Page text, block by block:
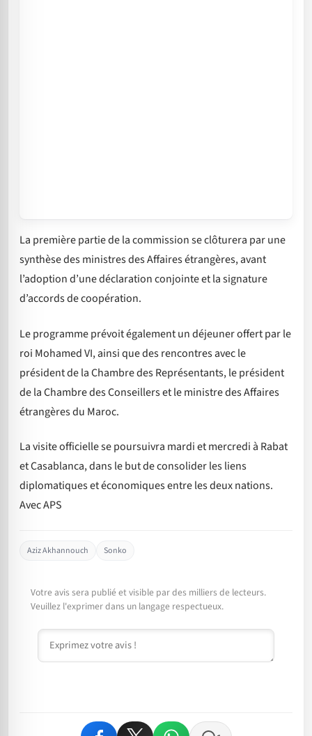
La première partie de la commission se clôturera par une
synthèse des ministres des Affaires étrangères, avant
l’adoption d’une déclaration conjointe et la signature
d’accords de coopération.
Le programme prévoit également un déjeuner offert par le
roi Mohamed VI, ainsi que des rencontres avec le
président de la Chambre des Représentants, le président
de la Chambre des Conseillers et le ministre des Affaires
étrangères du Maroc.
La visite officielle se poursuivra mardi et mercredi à Rabat
et Casablanca, dans le but de consolider les liens
diplomatiques et économiques entre les deux nations.
Avec APS
Aziz Akhannouch Sonko
Votre avis sera publié et visible par des milliers de lecteurs.
Veuillez l'exprimer dans un langage respectueux.
Commentaire